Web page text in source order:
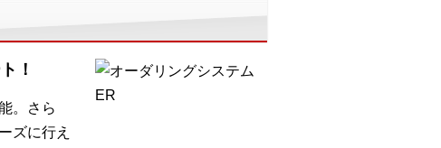
！
。さら
ズに行え